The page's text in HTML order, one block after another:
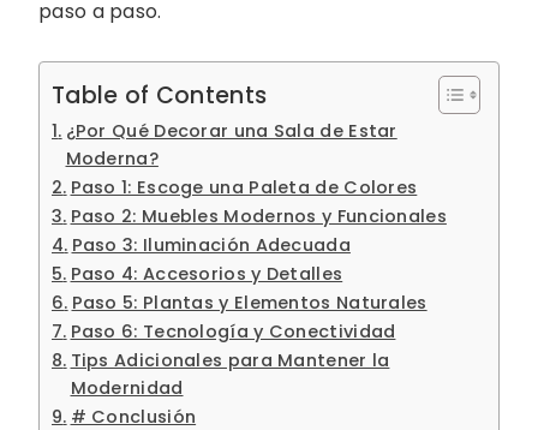
paso a paso.
Table of Contents
¿Por Qué Decorar una Sala de Estar
Moderna?
Paso 1: Escoge una Paleta de Colores
Paso 2: Muebles Modernos y Funcionales
Paso 3: Iluminación Adecuada
Paso 4: Accesorios y Detalles
Paso 5: Plantas y Elementos Naturales
Paso 6: Tecnología y Conectividad
Tips Adicionales para Mantener la
Modernidad
# Conclusión